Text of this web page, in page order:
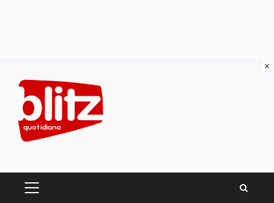
content
PRIMARY
×